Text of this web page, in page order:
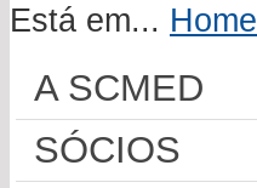
Está em... Home
A SCMED
SÓCIOS